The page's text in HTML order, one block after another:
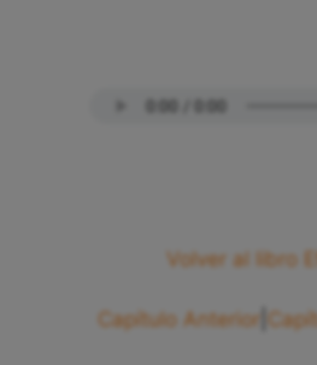
Volver al libro
Capítulo Anterior